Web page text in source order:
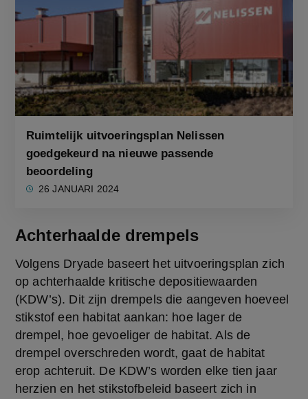
Ruimtelijk uitvoeringsplan Nelissen
goedgekeurd na nieuwe passende
beoordeling
26 JANUARI 2024
Achterhaalde drempels
Volgens Dryade baseert het uitvoeringsplan zich
op achterhaalde kritische depositiewaarden
(KDW’s). Dit zijn drempels die aangeven hoeveel
stikstof een habitat aankan: hoe lager de
drempel, hoe gevoeliger de habitat. Als de
drempel overschreden wordt, gaat de habitat
erop achteruit. De KDW’s worden elke tien jaar
herzien en het stikstofbeleid baseert zich in